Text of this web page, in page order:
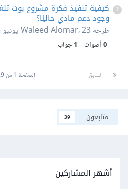
كيفية تنفيذ فكرة مشروع بوت
وجود دعم مادي حاليًا؟
طرحه Waleed Alomar،23 يونيو 2023
0 أصوات 1 جواب
السابق الصفحة 1 من 29
متابعون 39
أشهر المشاركين